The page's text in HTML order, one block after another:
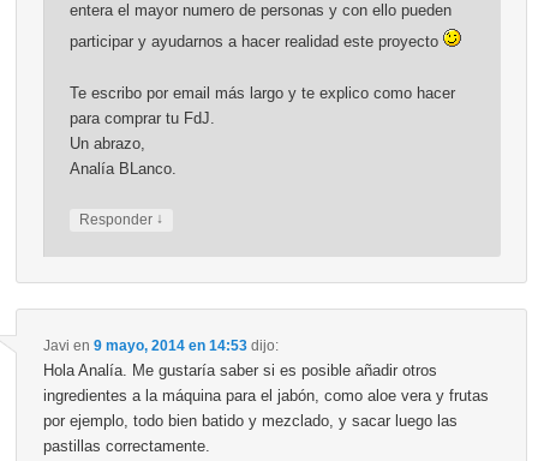
entera el mayor numero de personas y con ello pueden
participar y ayudarnos a hacer realidad este proyecto
Te escribo por email más largo y te explico como hacer
para comprar tu FdJ.
Un abrazo,
Analía BLanco.
Responder ↓
Javi en 9 mayo, 2014 en 14:53 dijo:
Hola Analía. Me gustaría saber si es posible añadir otros
ingredientes a la máquina para el jabón, como aloe vera y frutas
por ejemplo, todo bien batido y mezclado, y sacar luego las
pastillas correctamente.